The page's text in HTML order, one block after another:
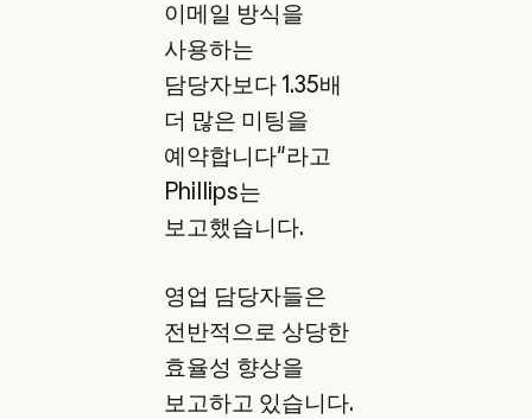
이메일 방식을
사용하는
담당자보다 1.35배
더 많은 미팅을
예약합니다"라고
Phillips는
보고했습니다.
영업 담당자들은
전반적으로 상당한
효율성 향상을
보고하고 있습니다.